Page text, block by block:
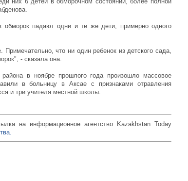
обморок падают одни и те же дети, примерно одного
что ни один ребенок из детского сада,
- сказала она.
в ноябре прошлого года произошло массовое
в больницу в Аксае с признаками отравления
и три учителя местной школы.
на информационное агентство Kazakhstan Today